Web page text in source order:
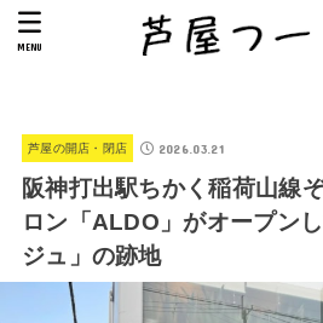
MENU
芦屋の開店・閉店 2026.03.21
阪神打出駅ちかく稲荷山線
ロン「ALDO」がオープン
ジュ」の跡地